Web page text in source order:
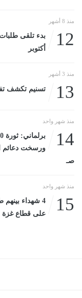
منذ 8 أشهر
12
أكتوبر
منذ 3 أشهر
13 تسنيم تكشف
منذ شهر واحد
14
صـ
منذ شهر واحد
15
على قطاع غزة